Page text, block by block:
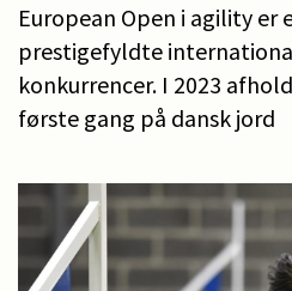
European Open i agility er
prestigefyldte
konkurrencer. I 2023
første gang på dansk jord